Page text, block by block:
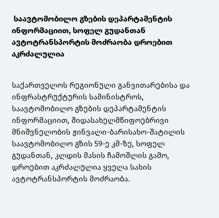
საავტომობილო გზების დეპარტამენტის
ინფორმაციით, სოფელ გუდანთან
ავტოტრანსპორტის მოძრაობა დროებით
აკრძალულია
საქართველოს რეგიონული განვითარებისა და
ინფრასტრუქტურის სამინისტროს,
საავტომობილო გზების დეპარტამენტის
ინფორმაციით, შიდასახელმწიფოებრივი
მნიშვნელობის ჟინვალი-ბარისახო-შატილის
საავტომობილო გზის 59-ე კმ-ზე, სოფელ
გუდანთან, კლდის მასის ჩამოშლის გამო,
დროებით აკრძალულია ყველა სახის
ავტოტრანსპორტის მოძრაობა.